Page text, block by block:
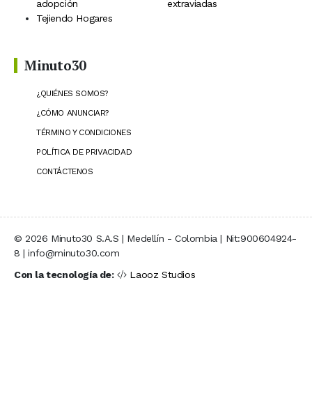
adopción
extraviadas
Tejiendo Hogares
Minuto30
¿QUIÉNES SOMOS?
¿CÓMO ANUNCIAR?
TÉRMINO Y CONDICIONES
POLÍTICA DE PRIVACIDAD
CONTÁCTENOS
© 2026 Minuto30 S.A.S | Medellín - Colombia | Nit:900604924-
8 | info@minuto30.com
Con la tecnología de:
Laooz Studios